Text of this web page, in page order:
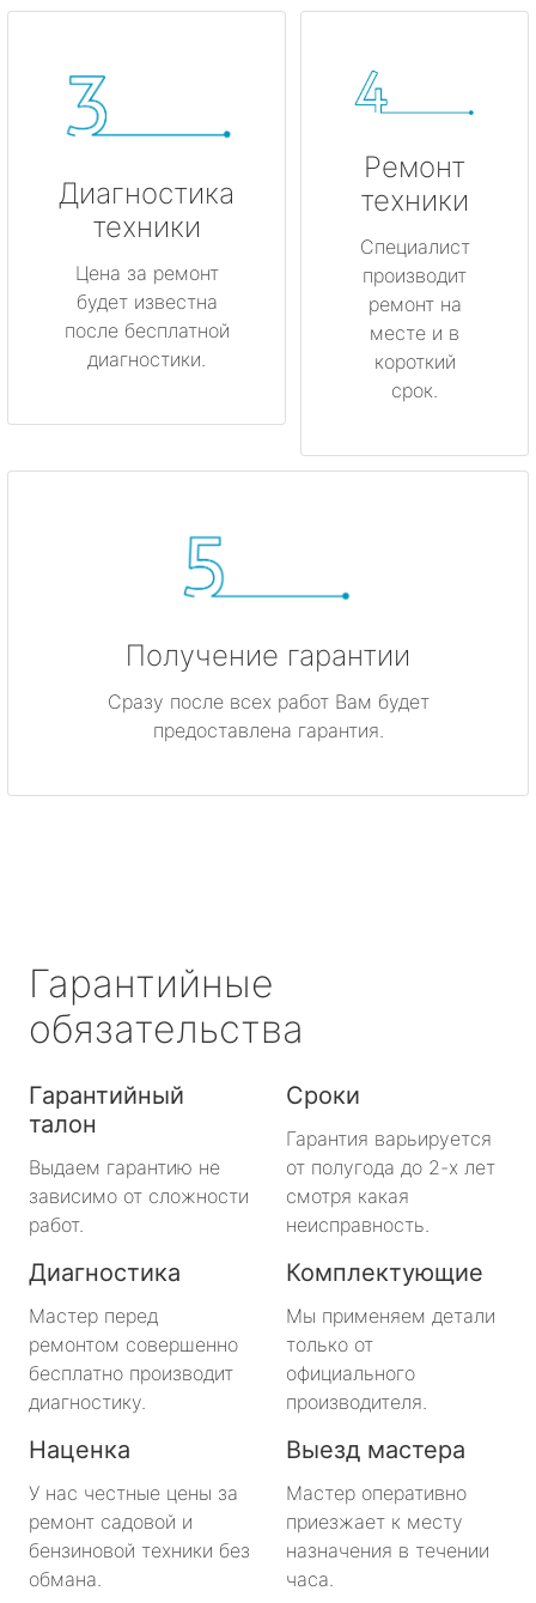
Диагностика
техники
Цена за ремонт
будет известна
после бесплатной
диагностики.
Ремонт
техники
Специалист
производит
ремонт на
месте и в
короткий
срок.
Получение гарантии
Сразу после всех работ Вам будет
предоставлена гарантия.
Гарантийные
обязательства
Гарантийный
талон
Выдаем гарантию не
зависимо от сложности
работ.
Сроки
Гарантия варьируется
от полугода до 2-х лет
смотря какая
неисправность.
Диагностика
Мастер перед
ремонтом совершенно
бесплатно производит
диагностику.
Комплектующие
Мы применяем детали
только от
официального
производителя.
Наценка
У нас честные цены за
ремонт садовой и
бензиновой техники без
обмана.
Выезд мастера
Мастер оперативно
приезжает к месту
назначения в течении
часа.